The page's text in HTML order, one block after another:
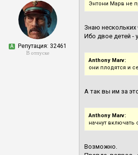
А Репутация: 32461
В отпуске
Энтони Марв не
Знаю
Ибо двое детей -
Anthony Marv:
они плодятся и
А так вы им за
Anthony Marv:
начнут
Возможно.